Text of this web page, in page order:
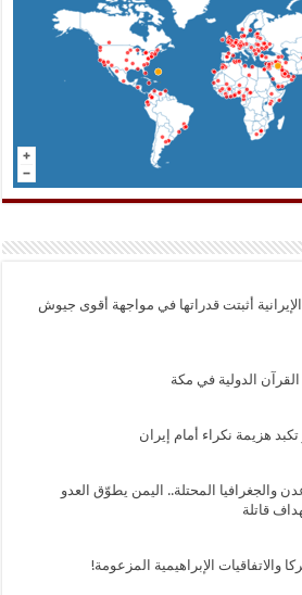
أثبتت قدراتها في مواجهة أقوى جيوش
هزيمة نكراء أمام إيران
والجغرافيا المحتلة.. اليمن يطوّق العدو
قاتلة
والاتفاقيات الإبراهيمية المزعومة!